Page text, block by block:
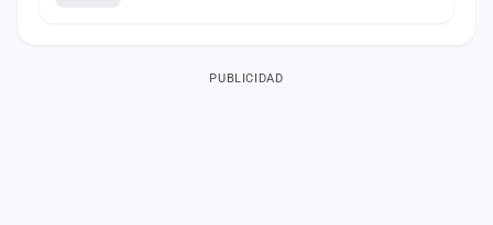
PUBLICIDAD